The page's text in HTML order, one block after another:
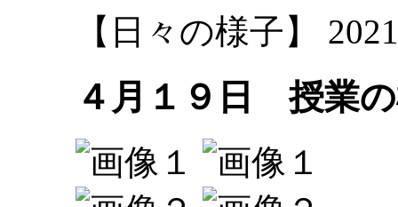
【日々の様子】
４月１９日 授業